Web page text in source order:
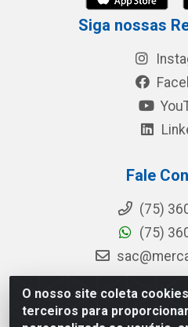
O nosso site coleta
terceiros para
Siga nossas
Fale
(75)
(75)
Mercante Distribuidora - Rua